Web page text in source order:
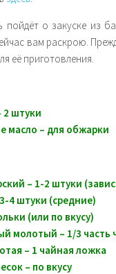
пойдёт о закуске из
вам раскрою.
её приготовления.
2 штуки
масло – для обжарки
– 1-2 штуки
4 штуки (средние)
(или по вкусу)
молотый – 1/3 часть
– 1 чайная ложка
– по вкусу